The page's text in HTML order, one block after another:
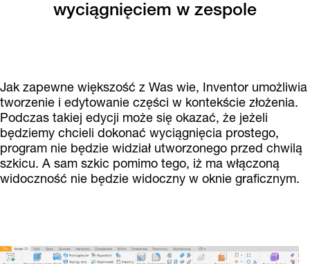
wyciągnięciem w zespole
Jak zapewne większość z Was wie, Inventor umożliwia
tworzenie i edytowanie części w kontekście złożenia.
Podczas takiej edycji może się okazać, że jeżeli
będziemy chcieli dokonać wyciągnięcia prostego,
program nie będzie widział utworzonego przed chwilą
szkicu. A sam szkic pomimo tego, iż ma włączoną
widoczność nie będzie widoczny w oknie graficznym.